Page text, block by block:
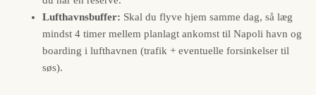
Lufthavnsbuffer: Skal du flyve hjem samme dag, så læg
mindst 4 timer mellem planlagt ankomst til Napoli havn og
boarding i lufthavnen (trafik + eventuelle forsinkelser til
søs).